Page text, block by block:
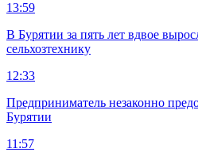
13:59
В Бурятии за пять лет вдвое
сельхозтехнику
12:33
Предприниматель незаконно
Бурятии
11:57